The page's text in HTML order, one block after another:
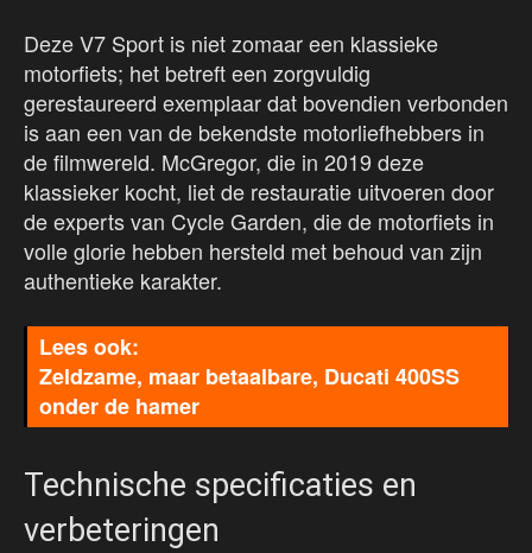
Deze V7 Sport is niet zomaar een klassieke
motorfiets; het betreft een zorgvuldig
gerestaureerd exemplaar dat bovendien verbonden
is aan een van de bekendste motorliefhebbers in
de filmwereld. McGregor, die in 2019 deze
klassieker kocht, liet de restauratie uitvoeren door
de experts van Cycle Garden, die de motorfiets in
volle glorie hebben hersteld met behoud van zijn
authentieke karakter.
Zeldzame, maar betaalbare, Ducati 400SS
onder de hamer
Technische specificaties en
verbeteringen